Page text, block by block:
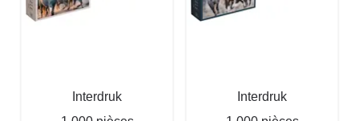
Interdruk
Interdruk